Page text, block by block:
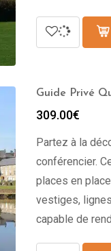
Guide Privé
309.00€
Partez à la
conférencier.
places en
vestiges,
capable de